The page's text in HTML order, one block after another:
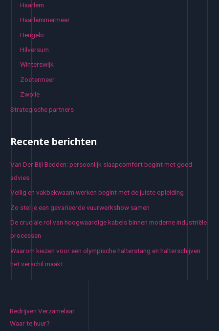
Haarlem
Haarlemmermeer
Hengelo
Hilversum
Winterswijk
Zoetermeer
Zwolle
Strategische partners
Recente berichten
Van Der Bijl Bedden: persoonlijk slaapcomfort begint met goed
advies
Veilig en vakbekwaam werken begint met de juiste opleiding
Zo stel je een gevarieerde vuurwerkshow samen
De cruciale rol van hoogwaardige kabels binnen moderne industriële
processen
Waarom kiezen voor een olympische halterstang en halterschijven
het verschil maakt
Bedrijven Verzamelaar
Waar te huur?